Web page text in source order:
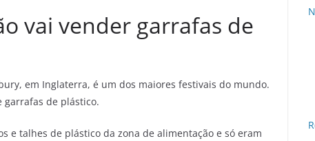
vai vender garrafas de
em Inglaterra, é um dos maiores festivais do mundo.
garrafas de plástico.
e talhes de plástico da zona de alimentação e só eram